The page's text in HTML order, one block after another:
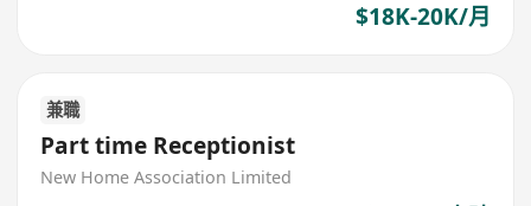
$18K-20K/月
兼職
Part time Receptionist
New Home Association Limited